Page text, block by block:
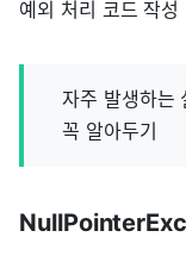
예외 처리 코드 작성
자주 발생하는
꼭 알아두기